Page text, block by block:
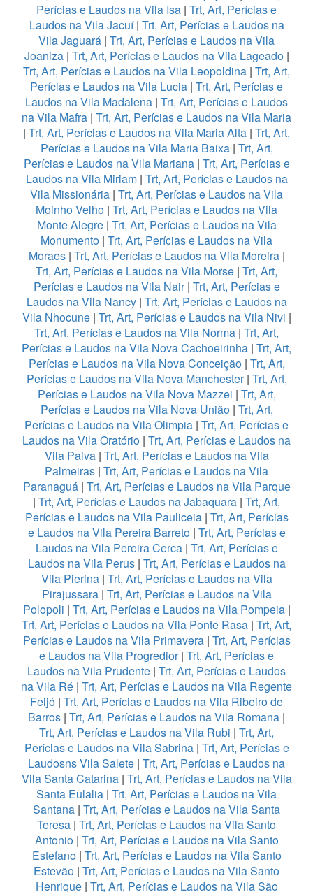
Perícias e Laudos na Vila Isa | Trt, Art, Perícias e
Laudos na Vila Jacuí| Trt, Art, Perícias e Laudos na
Vila Jaguará | Trt, Art, Perícias e Laudos na Vila
Joaniza| Trt, Art, Perícias e Laudos na Vila Lageado|
Trt, Art, Perícias e Laudos na Vila Leopoldina | Trt, Art,
Perícias e Laudos na Vila Lucia | Trt, Art, Perícias e
Laudos na Vila Madalena | Trt, Art, Perícias e Laudos
na Vila Mafra | Trt, Art, Perícias e Laudos na Vila Maria
| Trt, Art, Perícias e Laudos na Vila Maria Alta | Trt, Art,
Perícias e Laudos na Vila Maria Baixa| Trt, Art,
Perícias e Laudos na Vila Mariana| Trt, Art, Perícias e
Laudos na Vila Miriam| Trt, Art, Perícias e Laudos na
Vila Missionária | Trt, Art, Perícias e Laudos na Vila
Moinho Velho | Trt, Art, Perícias e Laudos na Vila
Monte Alegre| Trt, Art, Perícias e Laudos na Vila
Monumento | Trt, Art, Perícias e Laudos na Vila
Moraes| Trt, Art, Perícias e Laudos na Vila Moreira|
Trt, Art, Perícias e Laudos na Vila Morse | Trt, Art,
Perícias e Laudos na Vila Nair| Trt, Art, Perícias e
Laudos na Vila Nancy| Trt, Art, Perícias e Laudos na
Vila Nhocune| Trt, Art, Perícias e Laudos na Vila Nivi |
Trt, Art, Perícias e Laudos na Vila Norma | Trt, Art,
Perícias e Laudos na Vila Nova Cachoeirinha | Trt, Art,
Perícias e Laudos na Vila Nova Conceição| Trt, Art,
Perícias e Laudos na Vila Nova Manchester| Trt, Art,
Perícias e Laudos na Vila Nova Mazzei | Trt, Art,
Perícias e Laudos na Vila Nova União| Trt, Art,
Perícias e Laudos na Vila Olimpia | Trt, Art, Perícias e
Laudos na Vila Oratório | Trt, Art, Perícias e Laudos na
Vila Paiva| Trt, Art, Perícias e Laudos na Vila
Palmeiras | Trt, Art, Perícias e Laudos na Vila
Paranaguá| Trt, Art, Perícias e Laudos na Vila Parque
| Trt, Art, Perícias e Laudos na Jabaquara | Trt, Art,
Perícias e Laudos na Vila Pauliceia| Trt, Art, Perícias
e Laudos na Vila Pereira Barreto| Trt, Art, Perícias e
Laudos na Vila Pereira Cerca| Trt, Art, Perícias e
Laudos na Vila Perus| Trt, Art, Perícias e Laudos na
Vila Pierina| Trt, Art, Perícias e Laudos na Vila
Pirajussara| Trt, Art, Perícias e Laudos na Vila
Polopoli | Trt, Art, Perícias e Laudos na Vila Pompeia|
Trt, Art, Perícias e Laudos na Vila Ponte Rasa | Trt, Art,
Perícias e Laudos na Vila Primavera| Trt, Art, Perícias
e Laudos na Vila Progredior| Trt, Art, Perícias e
Laudos na Vila Prudente | Trt, Art, Perícias e Laudos
na Vila Ré | Trt, Art, Perícias e Laudos na Vila Regente
Feijó | Trt, Art, Perícias e Laudos na Vila Ribeiro de
Barros | Trt, Art, Perícias e Laudos na Vila Romana |
Trt, Art, Perícias e Laudos na Vila Rubi | Trt, Art,
Perícias e Laudos na Vila Sabrina| Trt, Art, Perícias e
Laudosns Vila Salete | Trt, Art, Perícias e Laudos na
Vila Santa Catarina| Trt, Art, Perícias e Laudos na Vila
Santa Eulalia | Trt, Art, Perícias e Laudos na Vila
Santana | Trt, Art, Perícias e Laudos na Vila Santa
Teresa | Trt, Art, Perícias e Laudos na Vila Santo
Antonio| Trt, Art, Perícias e Laudos na Vila Santo
Estefano| Trt, Art, Perícias e Laudos na Vila Santo
Estevão | Trt, Art, Perícias e Laudos na Vila Santo
Henrique| Trt, Art, Perícias e Laudos na Vila São